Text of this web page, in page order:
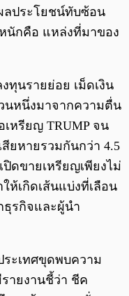
ลประโยชน์ทับซ้อน
นักคือ แหล่งที่มาของ
ทุนรายย่อย เม็ดเงิน
นหนึ่งมาจากความตื่น
หรียญ TRUMP จน
ยหายรวมกันกว่า 4.5
ดขายเหรียญเพียงไม่
ห้เกิดเส้นแบ่งที่เลือน
ธุรกิจและผู้นำ
ระเทศขุดพบความ
ายงานชี้ว่า ชีค